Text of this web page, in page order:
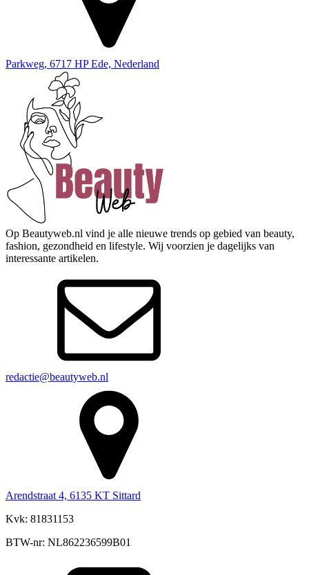
Parkweg, 6717 HP Ede, Nederland
Op Beautyweb.nl vind je alle nieuwe trends op gebied van beauty,
fashion, gezondheid en lifestyle. Wij voorzien je dagelijks van
interessante artikelen.
redactie@beautyweb.nl
Arendstraat 4, 6135 KT Sittard
Kvk: 81831153
BTW-nr: NL862236599B01